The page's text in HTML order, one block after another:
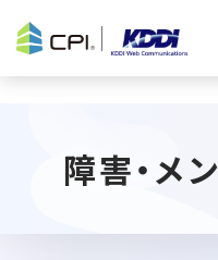
障害・メ